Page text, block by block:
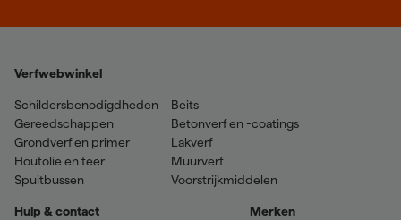
Verfwebwinkel
Schildersbenodigdheden
Gereedschappen
Grondverf en primer
Houtolie en teer
Spuitbussen
Beits
Betonverf en -coatings
Lakverf
Muurverf
Voorstrijkmiddelen
Hulp & contact Merken